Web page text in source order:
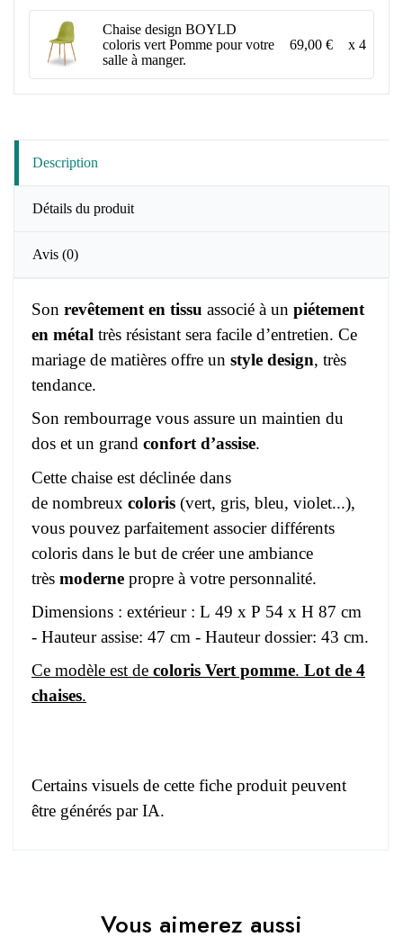
Chaise design BOYLD
coloris vert Pomme pour votre
salle à manger.
69,00 € x 4
Description
Détails du produit
Avis (0)
Son revêtement en tissu associé à un piétement
en métal très résistant sera facile d’entretien. Ce
mariage de matières offre un style design, très
tendance.
Son rembourrage vous assure un maintien du
dos et un grand confort d’assise.
Cette chaise est déclinée dans
de nombreux coloris (vert, gris, bleu, violet...),
vous pouvez parfaitement associer différents
coloris dans le but de créer une ambiance
très moderne propre à votre personnalité.
Dimensions : extérieur : L 49 x P 54 x H 87 cm
- Hauteur assise: 47 cm - Hauteur dossier: 43 cm.
Ce modèle est de coloris Vert pomme. Lot de 4
chaises.
Certains visuels de cette fiche produit peuvent
être générés par IA.
Adulte et Enfant
Vous devez vous connecter pour laisser un avis
Vous aimerez aussi